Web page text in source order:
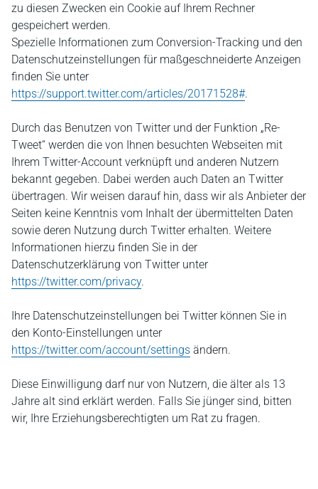
zu diesen Zwecken ein Cookie auf Ihrem Rechner
gespeichert werden.
Spezielle Informationen zum Conversion-Tracking und den
Datenschutzeinstellungen für maßgeschneiderte Anzeigen
finden Sie unter
https://support.twitter.com/articles/20171528#.
Durch das Benutzen von Twitter und der Funktion „Re-
Tweet“ werden die von Ihnen besuchten Webseiten mit
Ihrem Twitter-Account verknüpft und anderen Nutzern
bekannt gegeben. Dabei werden auch Daten an Twitter
übertragen. Wir weisen darauf hin, dass wir als Anbieter der
Seiten keine Kenntnis vom Inhalt der übermittelten Daten
sowie deren Nutzung durch Twitter erhalten. Weitere
Informationen hierzu finden Sie in der
Datenschutzerklärung von Twitter unter
https://twitter.com/privacy.
Ihre Datenschutzeinstellungen bei Twitter können Sie in
den Konto-Einstellungen unter
https://twitter.com/account/settings ändern.
Diese Einwilligung darf nur von Nutzern, die älter als 13
Jahre alt sind erklärt werden. Falls Sie jünger sind, bitten
wir, Ihre Erziehungsberechtigten um Rat zu fragen.